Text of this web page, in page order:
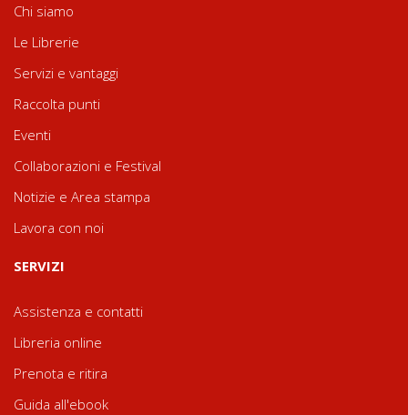
Chi siamo
Le Librerie
Servizi e vantaggi
Raccolta punti
Eventi
Collaborazioni e Festival
Notizie e Area stampa
Lavora con noi
SERVIZI
Assistenza e contatti
Libreria online
Prenota e ritira
Guida all'ebook